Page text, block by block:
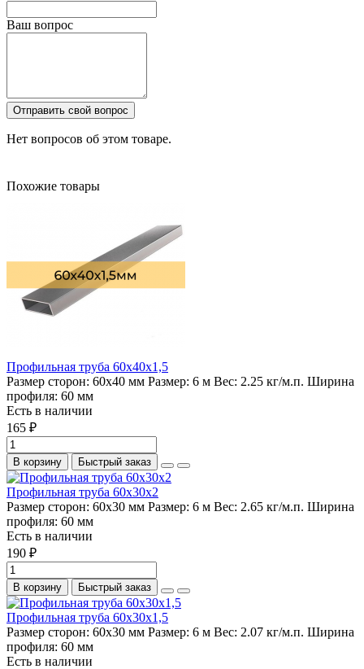
Ваш вопрос
Отправить свой вопрос
Нет вопросов об этом товаре.
Похожие товары
Профильная труба 60х40х1,5
Размер сторон: 60х40 мм Размер: 6 м Вес: 2.25 кг/м.п. Ширина
профиля: 60 мм
Есть в наличии
165 ₽
В корзину Быстрый заказ
Профильная труба 60х30х2
Размер сторон: 60х30 мм Размер: 6 м Вес: 2.65 кг/м.п. Ширина
профиля: 60 мм
Есть в наличии
190 ₽
В корзину Быстрый заказ
Профильная труба 60х30х1,5
Размер сторон: 60х30 мм Размер: 6 м Вес: 2.07 кг/м.п. Ширина
профиля: 60 мм
Есть в наличии